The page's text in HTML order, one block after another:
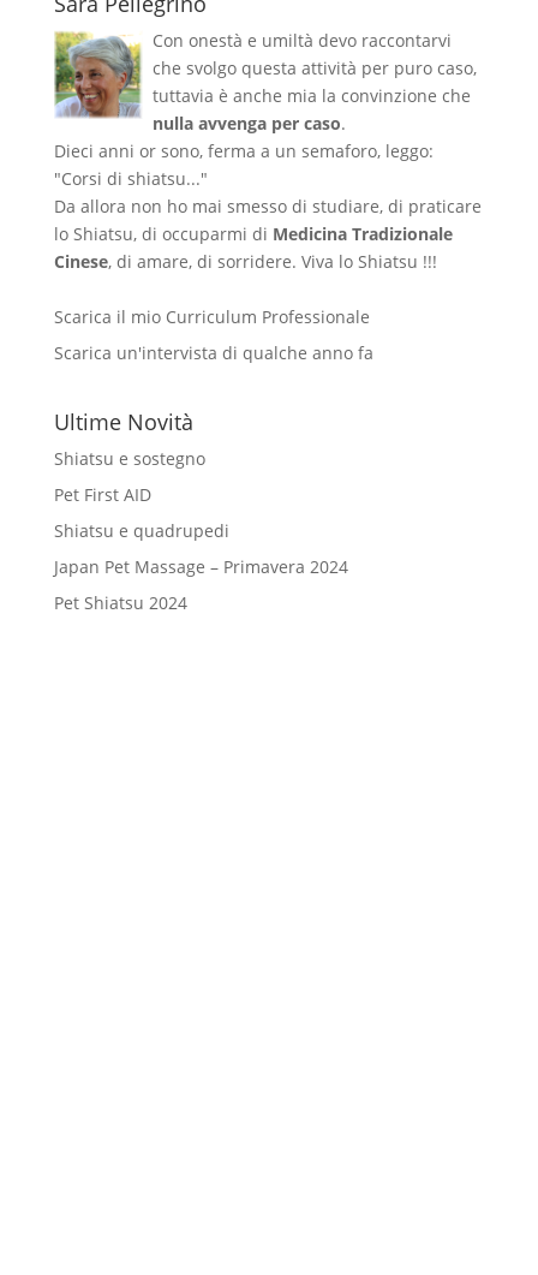
Con onestà e umiltà devo raccontarvi
che svolgo questa attività per puro caso,
tuttavia è anche mia la convinzione che
nulla avvenga per caso.
Dieci anni or sono, ferma a un semaforo, leggo:
"Corsi di shiatsu..."
Da allora non ho mai smesso di studiare, di praticare
lo Shiatsu, di occuparmi di Medicina Tradizionale
Cinese, di amare, di sorridere. Viva lo Shiatsu !!!
Scarica il mio Curriculum Professionale
Scarica un'intervista di qualche anno fa
Ultime Novità
Shiatsu e sostegno
Pet First AID
Shiatsu e quadrupedi
Japan Pet Massage – Primavera 2024
Pet Shiatsu 2024